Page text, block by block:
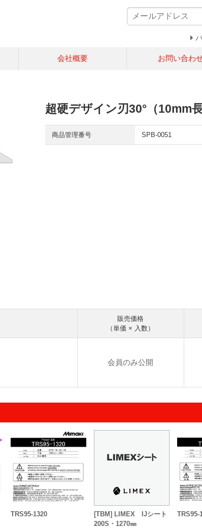
会社概要 お問い合わ
超硬デザイン刃30°（10mm長
商品管理番号 SPB-0051
販売価格
（単価 × 入数）
会員のみ公開
TRS95-1320
[TBM] LIMEX IJシート
200S・1270㎜
TRS95-